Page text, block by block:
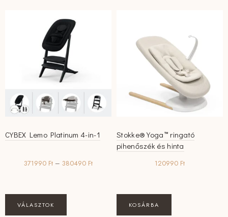
változatok
termékoldalon
választhatók
ki
CYBEX Lemo Platinum 4-in-1
371990 Ft – 380490 FtÁrtartomány:
380490 Ft
VÁLASZTOK
a
Stokke® Yoga™ ringató
pihenőszék és hinta
120990 Ft
KOSÁRBA